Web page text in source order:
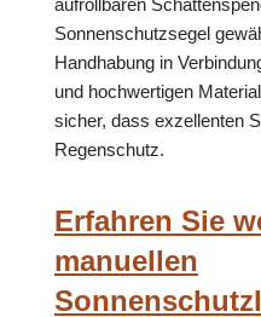
aufrollbaren
Sonnenschutzsegel
Handhabung in
und hochwertigen
sicher, dass exzellenten
Regenschutz.
Erfahren Sie
manuellen